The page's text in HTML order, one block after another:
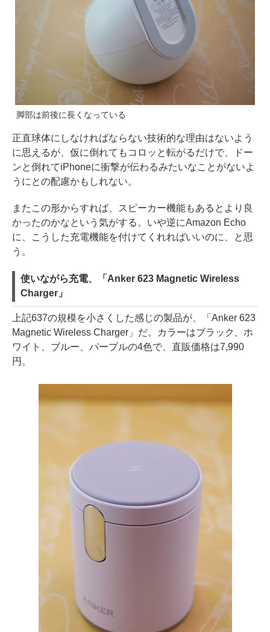
脚部は前後に長くなっている
正直球体にしなければならない技術的な理由はないよう
に思えるが、仮に倒れてもコロッと転がるだけで、ドー
ンと倒れてiPhoneに衝撃が伝わるみたいなことがないよ
うにとの配慮かもしれない。
またこの形からすれば、スピーカー機能もあるとより良
かったのかなという気がする。いや逆にAmazon Echo
に、こうした充電機能を付けてくれればいいのに、と思
う。
使いながら充電、「Anker 623 Magnetic Wireless
Charger」
上記637の規模を小さくした感じの製品が、「Anker 623
Magnetic Wireless Charger」だ。カラーはブラック、ホ
ワイト、ブルー、パープルの4色で、直販価格は7,990
円。